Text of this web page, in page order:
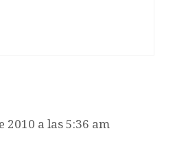
2010 a las 5:36 am